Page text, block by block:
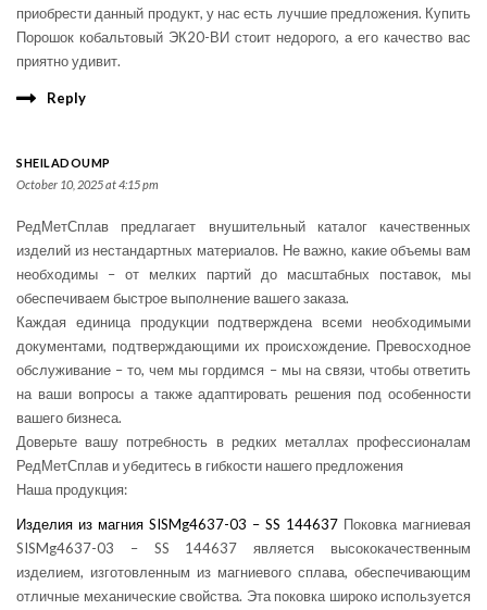
приобрести данный продукт, у нас есть лучшие предложения. Купить
Порошок кобальтовый ЭК20-ВИ стоит недорого, а его качество вас
приятно удивит.
Reply
SHEILADOUMP
October 10, 2025 at 4:15 pm
РедМетСплав предлагает внушительный каталог качественных
изделий из нестандартных материалов. Не важно, какие объемы вам
необходимы – от мелких партий до масштабных поставок, мы
обеспечиваем быстрое выполнение вашего заказа.
Каждая единица продукции подтверждена всеми необходимыми
документами, подтверждающими их происхождение. Превосходное
обслуживание – то, чем мы гордимся – мы на связи, чтобы ответить
на ваши вопросы а также адаптировать решения под особенности
вашего бизнеса.
Доверьте вашу потребность в редких металлах профессионалам
РедМетСплав и убедитесь в гибкости нашего предложения
Наша продукция:
Изделия из магния SISMg4637-03 – SS 144637 Поковка магниевая
SISMg4637-03 – SS 144637 является высококачественным
изделием, изготовленным из магниевого сплава, обеспечивающим
отличные механические свойства. Эта поковка широко используется